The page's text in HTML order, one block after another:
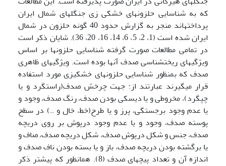
که به شناسایی حلزون­های خشکی زی جنگل­های شمال ایران
پرداخته­اند منجر به گزارش حدود 40 گونه حلزون در شمال
ایران شده است (1، 2،‌ 5، 6،‌ 14، 16، 20، 36). شایان ذکر است
در تمامی مطالعات صورت گرفته شناسایی حلزون­ها بر اساس
ویژگی­های ریخت­شناسی صدف آن­ها بوده است. ویژگی­های ظاهری
صدف که بمنظور شناسایی حلزون­های خشکی­زی مورد استفاده
قرار می­گیرند عبارتند از: جهت چرخش صدف(راستگرد و یا
چپگرد)، مخروطی و یا دیسکی بودن صدف، رنگ صدف، وجود و
یا عدم وجود برجستگی، پرز و یا طرح(خط، خال و ..) در سطح
پوسته صدف،‌ وجود و یا عدم وجود درپوش بر روی دریچه
صدف، جنس و شکل درپوش صدف، شکل دریچه صدف، صاف و
یا برگشته بودن دریچه صدف، باز و یا بسته بودن ناف صدف و
اندازه آن و تعداد پیچ­های صدف (8). همانطور که پیش­تر ذکر